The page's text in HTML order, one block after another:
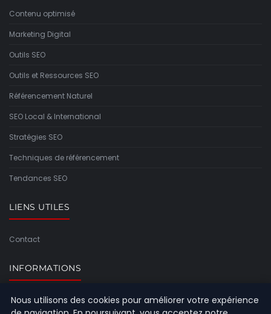
Contenu optimisé
Marketing Digital
Outils SEO
Outils et Ressources SEO
Référencement Naturel
SEO Local & International
Stratégies SEO
Techniques de référencement
Tendances SEO
LIENS UTILES
Contact
INFORMATIONS
Plan du site
Nous utilisons des cookies pour améliorer votre expérience